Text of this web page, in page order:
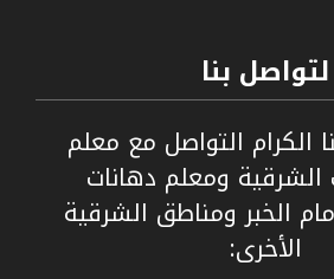
لتواصل بنا
الكرام التواصل مع معلم
ومعلم دهانات
الخبر ومناطق الشرقية
الأخرى: